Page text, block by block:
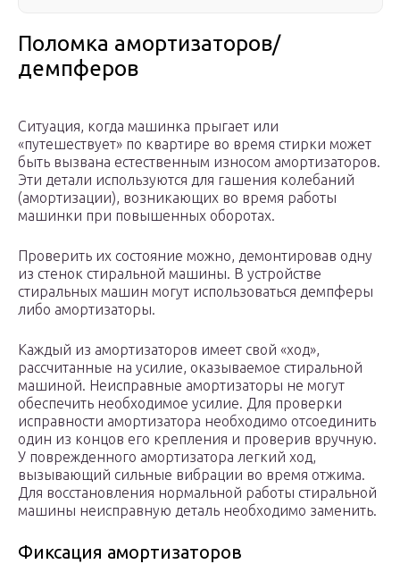
Поломка амортизаторов/
демпферов
Ситуация, когда машинка прыгает или
«путешествует» по квартире во время стирки может
быть вызвана естественным износом амортизаторов.
Эти детали используются для гашения колебаний
(амортизации), возникающих во время работы
машинки при повышенных оборотах.
Проверить их состояние можно, демонтировав одну
из стенок стиральной машины. В устройстве
стиральных машин могут использоваться демпферы
либо амортизаторы.
Каждый из амортизаторов имеет свой «ход»,
рассчитанные на усилие, оказываемое стиральной
машиной. Неисправные амортизаторы не могут
обеспечить необходимое усилие. Для проверки
исправности амортизатора необходимо отсоединить
один из концов его крепления и проверив вручную.
У поврежденного амортизатора легкий ход,
вызывающий сильные вибрации во время отжима.
Для восстановления нормальной работы стиральной
машины неисправную деталь необходимо заменить.
Фиксация амортизаторов